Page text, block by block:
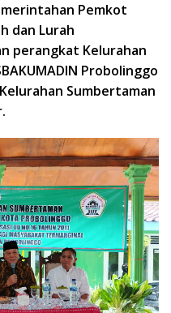
Pemkot
dan Lurah
perangkat Kelurahan
Probolinggo
Sumbertaman